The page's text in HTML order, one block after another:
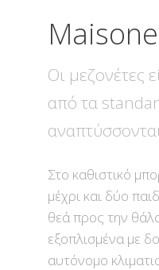
Οι μεζονέτες
από τα
Στο καθιστικό
μέχρι και δύο
θεά προς την
εξοπλισμένα με
αυτόνομο